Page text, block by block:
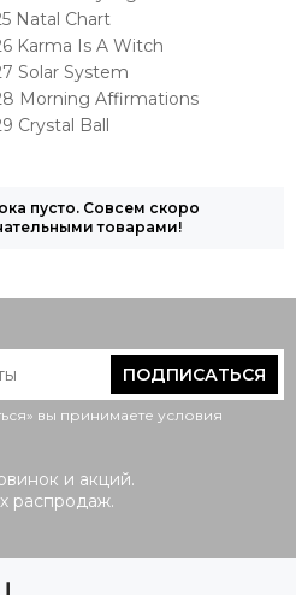
Natal Chart
Karma Is A Witch
Solar System
Morning Affirmations
Crystal Ball
пусто. Совсем скоро
товарами!
ПОДПИСАТЬСЯ
вы принимаете условия
и акций.
распродаж.